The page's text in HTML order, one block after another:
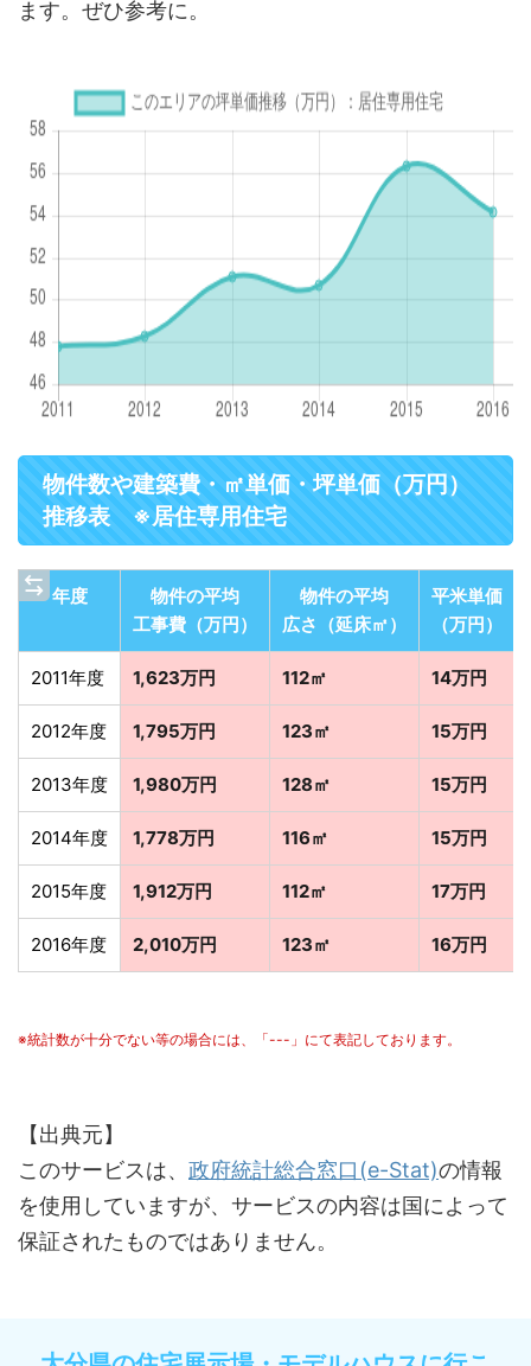
ます。ぜひ参考に。
物件数や建築費・㎡単価・坪単価（万円）
推移表 ※居住専用住宅
年度
物件の平均
工事費（万円）
物件の平均
広さ（延床㎡）
平米単価
（万円）
2011年度 1,623万円 112㎡ 14万円
2012年度 1,795万円 123㎡ 15万円
2013年度 1,980万円 128㎡ 15万円
2014年度 1,778万円 116㎡ 15万円
2015年度 1,912万円 112㎡ 17万円
2016年度 2,010万円 123㎡ 16万円
※統計数が十分でない等の場合には、「---」にて表記しております。
【出典元】
このサービスは、 政府統計総合窓口(e-Stat)の情報
を使用していますが、サービスの内容は国によって
保証されたものではありません。